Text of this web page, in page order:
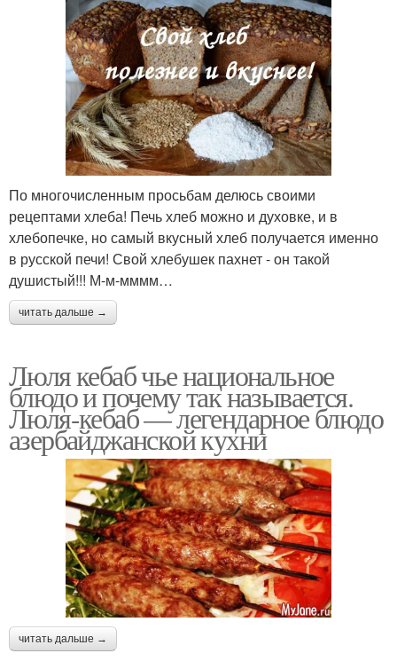
По многочисленным просьбам делюсь своими
рецептами хлеба! Печь хлеб можно и духовке, и в
хлебопечке, но самый вкусный хлеб получается именно
в русской печи! Свой хлебушек пахнет - он такой
душистый!!! М-м-мммм…
читать дальше →
Люля кебаб чье национальное
блюдо и почему так называется.
Люля-кебаб — легендарное блюдо
азербайджанской кухни
читать дальше →